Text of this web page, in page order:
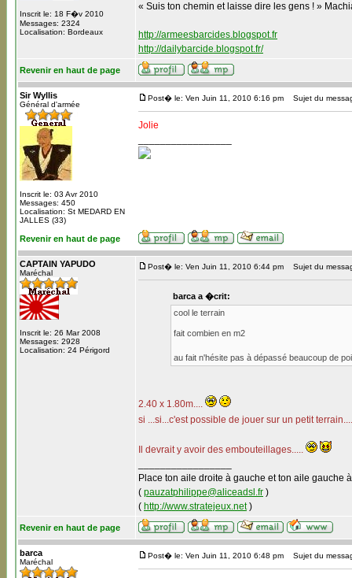
Inscrit le: 18 F�v 2010
Messages: 2324
Localisation: Bordeaux
« Suis ton chemin et laisse dire les gens ! »
http://armeesbarcides.blogspot.fr
http://dailybarcide.blogspot.fr/
Revenir en haut de page
Sir Wyllis
Général d'armée
Inscrit le: 03 Avr 2010
Messages: 450
Localisation: St MEDARD EN
JALLES (33)
Post� le: Ven Juin 11, 2010 6:16 pm Sujet du
Jolie
Revenir en haut de page
CAPTAIN YAPUDO
Maréchal
Inscrit le: 26 Mar 2008
Messages: 2928
Localisation: 24 Périgord
Post� le: Ven Juin 11, 2010 6:44 pm Sujet du
barca a �crit:
cool le terrain
fait combien en m2
au fait n'hésite pas à dépassé beaucoup de
2.40 x 1.80m....
si ...si...c'est possible de jouer sur un petit
Il devrait y avoir des embouteillages.....
Place ton aile droite à gauche et ton aile gauche
( pauzatphilippe@aliceadsl.fr )
( http://www.stratejeux.net)
Revenir en haut de page
barca
Maréchal
Post� le: Ven Juin 11, 2010 6:48 pm Sujet du